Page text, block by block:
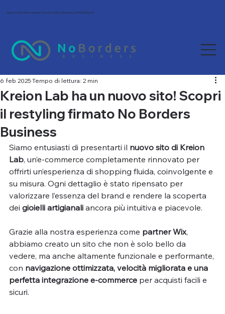
Agenzia Wix Partner in Italia. Tra le più scelte da freelance e PMI. Rating 5/5.
Kreion Lab ha un nuovo sito! Scopri
il restyling firmato No Borders
Business
6 feb 2025 Tempo di lettura: 2 min
Siamo entusiasti di presentarti il nuovo sito di Kreion
Lab, un’e-commerce completamente rinnovato per
offrirti un’esperienza di shopping fluida, coinvolgente e
su misura. Ogni dettaglio è stato ripensato per
valorizzare l’essenza del brand e rendere la scoperta
dei gioielli artigianali ancora più intuitiva e piacevole.
Grazie alla nostra esperienza come partner Wix,
abbiamo creato un sito che non è solo bello da
vedere, ma anche altamente funzionale e performante,
con navigazione ottimizzata, velocità migliorata e una
perfetta integrazione e-commerce per acquisti facili e
sicuri.